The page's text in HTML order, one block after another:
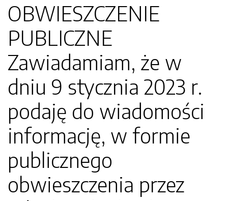
OBWIESZCZENIE
PUBLICZNE
Zawiadamiam, że w
dniu 9 stycznia 2023 r.
podaję do wiadomości
informację, w formie
publicznego
obwieszczenia przez